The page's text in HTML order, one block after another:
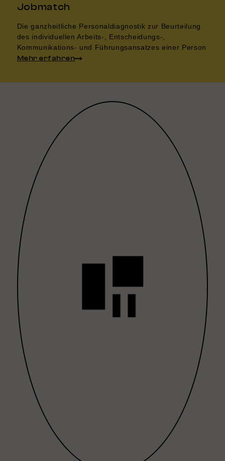
Jobmatch
Die ganzheitliche Personaldiagnostik zur Beurteilung
des individuellen Arbeits-, Entscheidungs-,
Kommunikations- und Führungsansatzes einer Person
Mehr erfahren